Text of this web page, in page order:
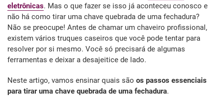
eletrônicas. Mas o que fazer se isso já aconteceu conosco e
não há como tirar uma chave quebrada de uma fechadura?
Não se preocupe! Antes de chamar um chaveiro profissional,
existem vários truques caseiros que você pode tentar para
resolver por si mesmo. Você só precisará de algumas
ferramentas e deixar a desajeitice de lado.
Neste artigo, vamos ensinar quais são os passos essenciais
para tirar uma chave quebrada de uma fechadura.